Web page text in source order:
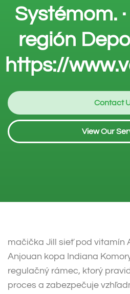
Systémom.
región
https://
Contact
View Our
mačička Jill sieť pod vitamín
Anjouan kopa Indiana
regulačný rámec, ktorý
proces a zabezpečuje